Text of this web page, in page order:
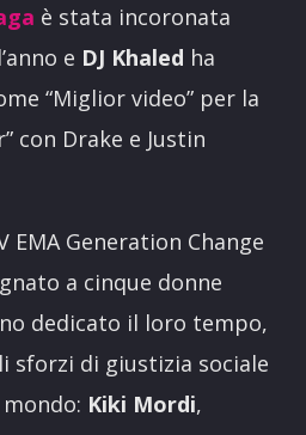
è stata incoronata
e DJ Khaled ha
“Miglior video” per la
con Drake e Justin
EMA Generation Change
a cinque donne
dedicato il loro tempo,
sforzi di giustizia sociale
Kiki Mordi,